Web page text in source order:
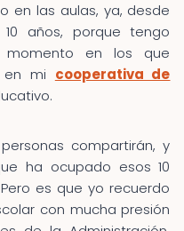
en las aulas, ya, desde
años, porque tengo
en los que
en mi cooperativa de
compartirán, y
ha ocupado esos 10
es que yo recuerdo
con mucha presión